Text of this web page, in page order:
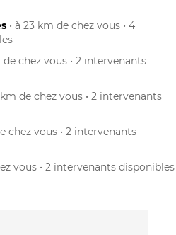
• à 23 km de chez vous • 4
chez vous • 2 intervenants
km de chez vous • 2 intervenants
chez vous • 2 intervenants
vous • 2 intervenants disponibles